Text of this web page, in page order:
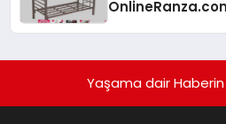
Yaşama dair